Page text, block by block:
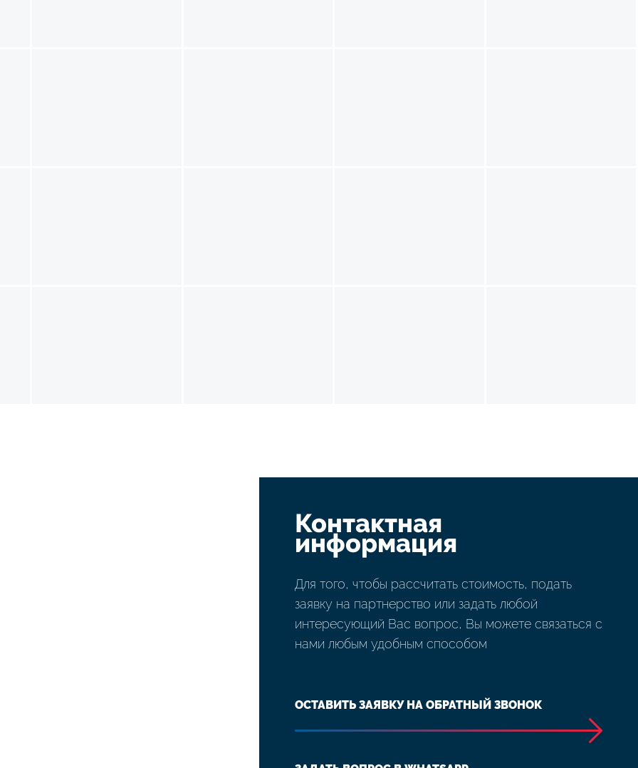
Контактная
информация
Для того, чтобы рассчитать стоимость, подать
заявку на партнерство или задать любой
интересующий Вас вопрос, Вы можете связаться с
нами любым удобным способом
ОСТАВИТЬ ЗАЯВКУ НА ОБРАТНЫЙ ЗВОНОК